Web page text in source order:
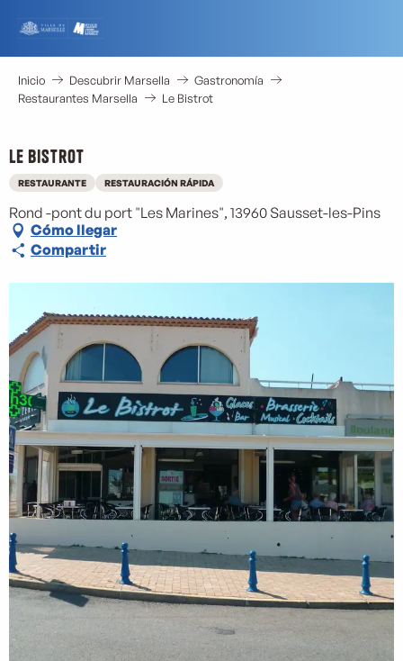
contenu
principal
Inicio Descubrir Marsella
Gastronomía
Restaurantes Marsella
Le Bistrot
Le Bistrot
RESTAURANTE RESTAURACIÓN RÁPIDA
Rond -pont du port "Les Marines", 13960 Sausset-les-Pins
Cómo llegar
Compartir